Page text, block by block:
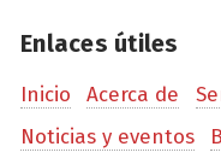
Enlaces útiles
Inicio Acerca de
Noticias y eventos